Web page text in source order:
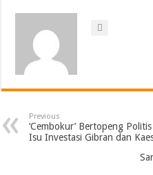
Previous
‘Cembokur’ Bertopeng
Isu Investasi Gibran dan